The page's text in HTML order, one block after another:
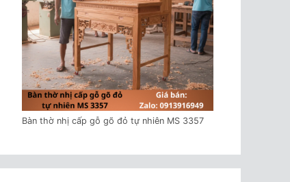
Bàn thờ nhị cấp gỗ gõ đỏ tự nhiên MS 3357